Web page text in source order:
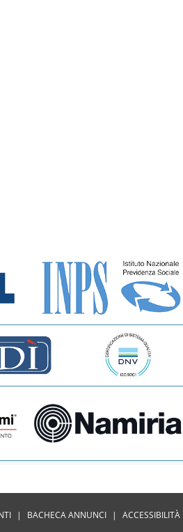
| BACHECA ANNUNCI | ACCESSIBILITÀ